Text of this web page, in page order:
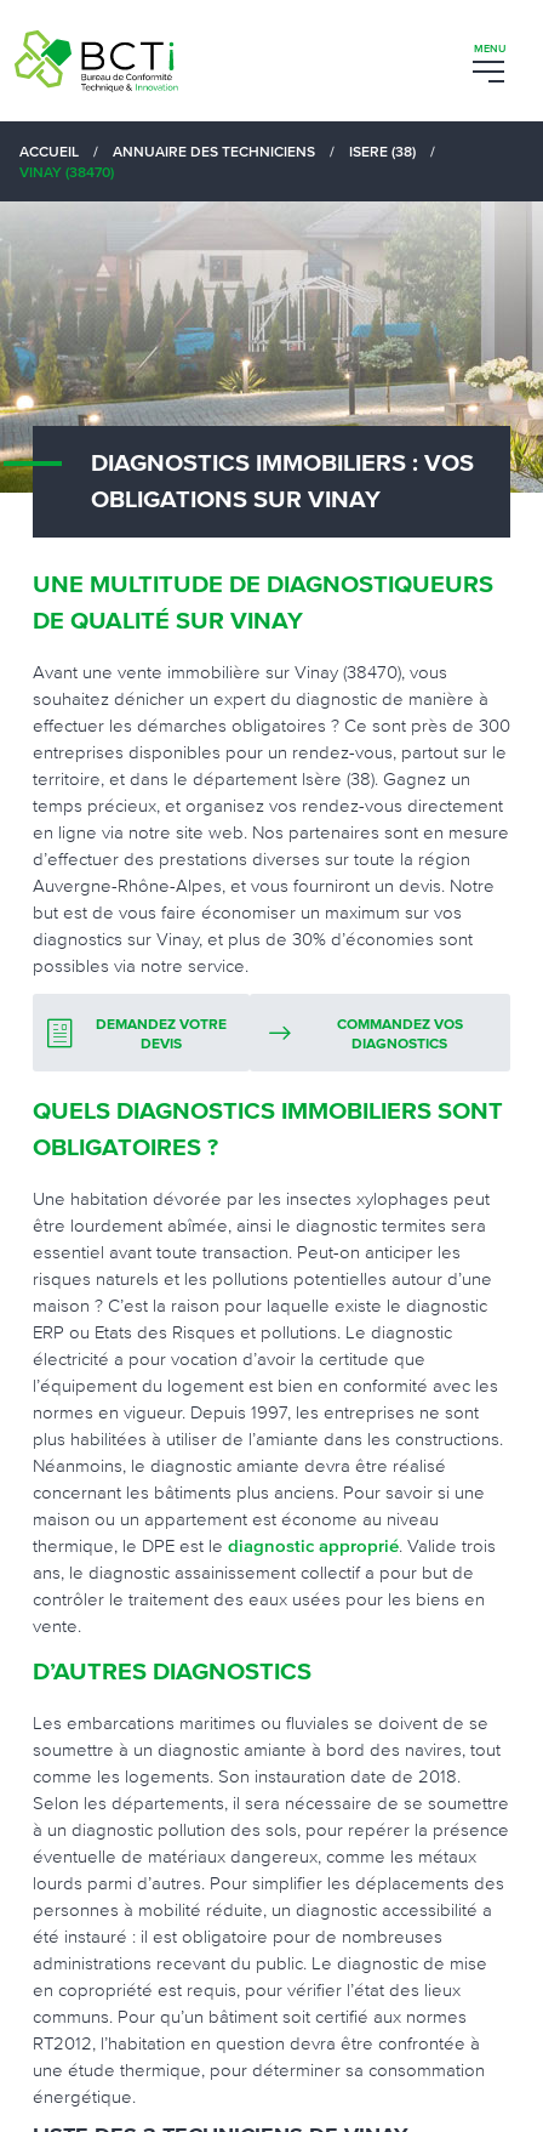
ACCUEIL / ANNUAIRE DES TECHNICIENS / ISERE (38)
/
VINAY (38470)
DIAGNOSTICS IMMOBILIERS : VOS
OBLIGATIONS SUR VINAY
UNE MULTITUDE DE DIAGNOSTIQUEURS
DE QUALITÉ SUR VINAY
Avant une vente immobilière sur Vinay (38470), vous
souhaitez dénicher un expert du diagnostic de manière à
effectuer les démarches obligatoires ? Ce sont près de 300
entreprises disponibles pour un rendez-vous, partout sur le
territoire, et dans le département Isère (38). Gagnez un
temps précieux, et organisez vos rendez-vous directement
en ligne via notre site web. Nos partenaires sont en mesure
d’effectuer des prestations diverses sur toute la région
Auvergne-Rhône-Alpes, et vous fourniront un devis. Notre
but est de vous faire économiser un maximum sur vos
diagnostics sur Vinay, et plus de 30% d’économies sont
possibles via notre service.
DEMANDEZ VOTRE
DEVIS
COMMANDEZ VOS
DIAGNOSTICS
QUELS DIAGNOSTICS IMMOBILIERS SONT
OBLIGATOIRES ?
Une habitation dévorée par les insectes xylophages peut
être lourdement abîmée, ainsi le diagnostic termites sera
essentiel avant toute transaction. Peut-on anticiper les
risques naturels et les pollutions potentielles autour d’une
maison ? C’est la raison pour laquelle existe le diagnostic
ERP ou Etats des Risques et pollutions. Le diagnostic
électricité a pour vocation d’avoir la certitude que
l’équipement du logement est bien en conformité avec les
normes en vigueur. Depuis 1997, les entreprises ne sont
plus habilitées à utiliser de l’amiante dans les constructions.
Néanmoins, le diagnostic amiante devra être réalisé
concernant les bâtiments plus anciens. Pour savoir si une
maison ou un appartement est économe au niveau
thermique, le DPE est le diagnostic approprié. Valide trois
ans, le diagnostic assainissement collectif a pour but de
contrôler le traitement des eaux usées pour les biens en
vente.
D’AUTRES DIAGNOSTICS
Les embarcations maritimes ou fluviales se doivent de se
soumettre à un diagnostic amiante à bord des navires, tout
comme les logements. Son instauration date de 2018.
Selon les départements, il sera nécessaire de se soumettre
à un diagnostic pollution des sols, pour repérer la présence
éventuelle de matériaux dangereux, comme les métaux
lourds parmi d’autres. Pour simplifier les déplacements des
personnes à mobilité réduite, un diagnostic accessibilité a
été instauré : il est obligatoire pour de nombreuses
administrations recevant du public. Le diagnostic de mise
en copropriété est requis, pour vérifier l’état des lieux
communs. Pour qu’un bâtiment soit certifié aux normes
RT2012, l’habitation en question devra être confrontée à
une étude thermique, pour déterminer sa consommation
énergétique.